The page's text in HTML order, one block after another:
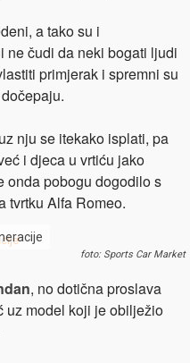
a tako su i
ne čudi da neki bogati ljudi
primjerak i spremni su
nju se itekako isplati, pa
i djeca u vrtiću jako
onda pobogu dogodilo s
tvrtku Alfa Romeo.
foto: Sports Car Market
, no dotična proslava
uz model koji je obilježio